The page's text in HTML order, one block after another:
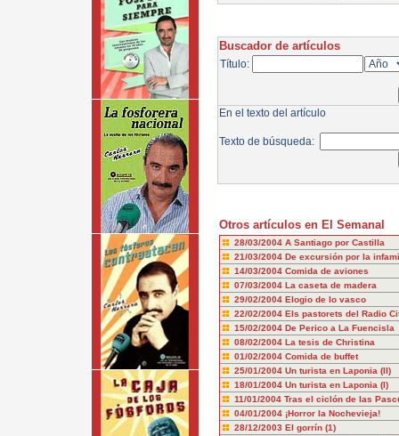
Buscador de artículos
Título:
En el texto del artículo
Texto de búsqueda:
Otros artículos en El Semanal
28/03/2004 A Santiago por Castilla
21/03/2004 De excursión por la
14/03/2004 Comida de aviones
07/03/2004 La caseta de madera
29/02/2004 Elogio de lo vasco
22/02/2004 Els pastorets del Radio
15/02/2004 De Perico a La Fuencisla
08/02/2004 La tesis de Christina
01/02/2004 Comida de buffet
25/01/2004 Un turista en Laponia (II)
18/01/2004 Un turista en Laponia (I)
11/01/2004 Tras el ciclón de las
04/01/2004 ¡Horror la Nochevieja!
28/12/2003 El gorrín (1)